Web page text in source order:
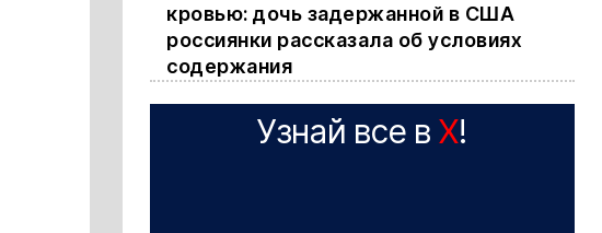
кровью: дочь задержанной в США
россиянки рассказала об условиях
содержания
Узнай все в X!